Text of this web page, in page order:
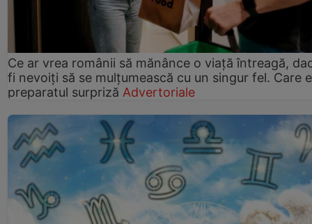
Ce ar vrea românii să mănânce o viață întreagă,
fi nevoiți să se mulțumească cu un singur fel. Care e
preparatul surpriză Advertoriale